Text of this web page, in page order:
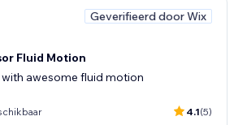
Geverifieerd door Wix
Fluid Motion
awesome fluid motion
4.1(5)